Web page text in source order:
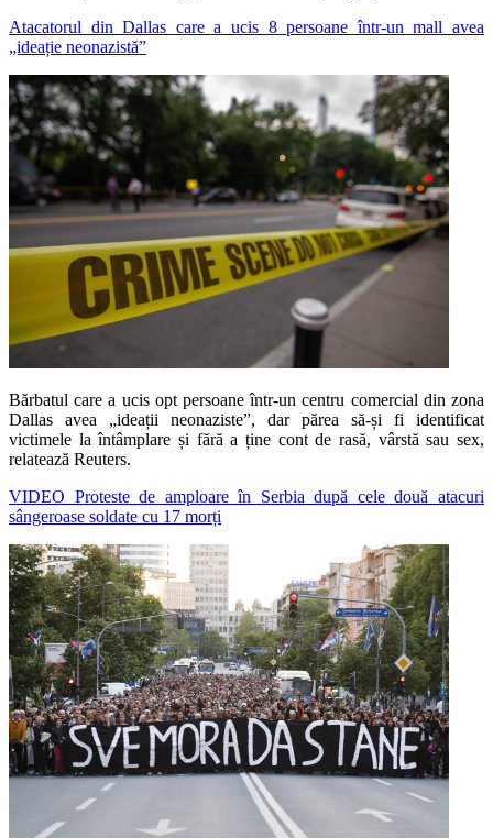
Atacatorul din Dallas care a ucis 8 persoane într-un mall avea
„ideație neonazistă”
Bărbatul care a ucis opt persoane într-un centru comercial din zona
Dallas avea „ideații neonaziste”, dar părea să-și fi identificat
victimele la întâmplare și fără a ține cont de rasă, vârstă sau sex,
relatează Reuters.
VIDEO Proteste de amploare în Serbia după cele două atacuri
sângeroase soldate cu 17 morți